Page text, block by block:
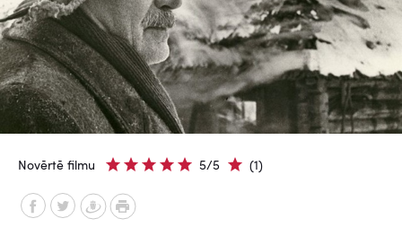
Novērtē filmu 5/5 (1)